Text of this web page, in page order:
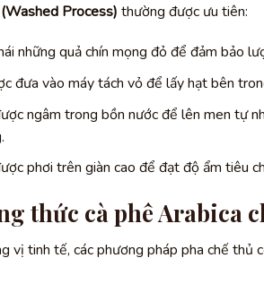
Process) thường được ưu tiên:
những quả chín mọng đỏ để đảm bảo
đưa vào máy tách vỏ để lấy hạt bên
ngâm trong bồn nước để lên men tự
phơi trên giàn cao để đạt độ ẩm tiêu
thức cà phê Arabica
vị tinh tế, các phương pháp pha chế